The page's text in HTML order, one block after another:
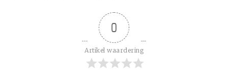
0
Artikel waardering